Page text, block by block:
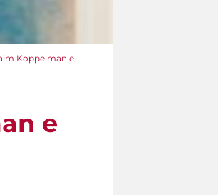
Koppelman e
e